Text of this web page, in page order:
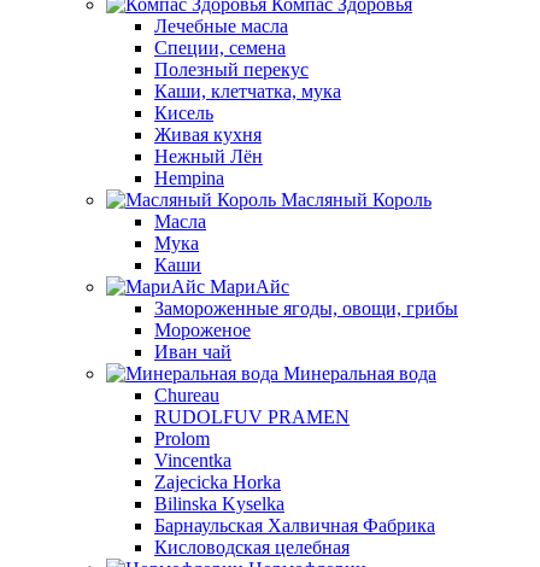
Компас Здоровья
Лечебные масла
Специи, семена
Полезный перекус
Каши, клетчатка, мука
Кисель
Живая кухня
Нежный Лён
Hempina
Масляный Король
Масла
Мука
Каши
МариАйс
Замороженные ягоды, овощи, грибы
Мороженое
Иван чай
Минеральная вода
Chureau
RUDOLFUV PRAMEN
Prolom
Vincentka
Zajecicka Horka
Bilinska Kyselka
Барнаульская Халвичная Фабрика
Кисловодская целебная